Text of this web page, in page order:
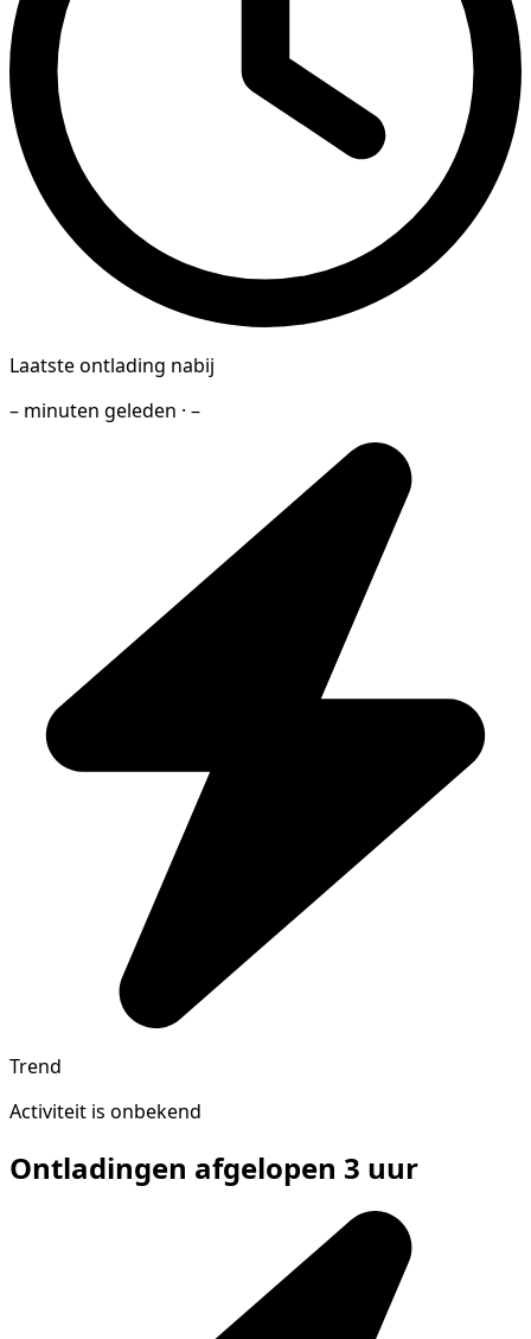
Laatste ontlading nabij
– minuten geleden · –
Trend
Activiteit is onbekend
Ontladingen afgelopen 3 uur